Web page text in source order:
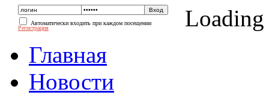
Автоматически входить при каждом посещении
Регистрация
Loading
Главная
Новости